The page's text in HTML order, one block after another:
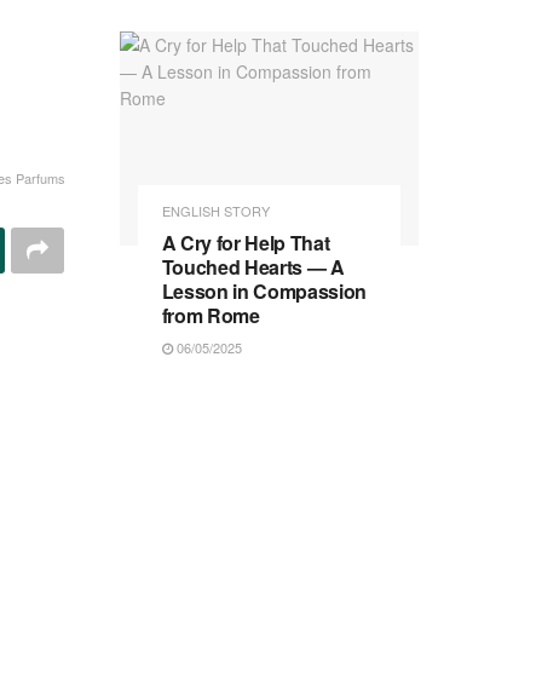
Parfums
ENGLISH STORY
A Cry for Help That
Touched Hearts — A
Lesson in Compassion
from Rome
06/05/2025